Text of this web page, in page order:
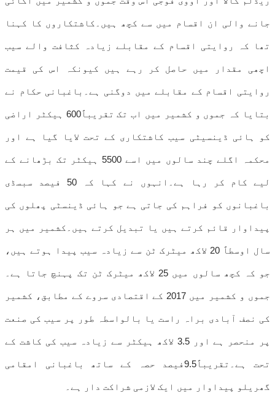
جانے والی ان اقسام میں سے کچھ ہیں۔کاشتکاروں کا کہنا
تھا کہ روایتی اقسام کے مقابلے زیادہ کثافت والے سیب
اچھی مقدار میں حاصل کر رہے ہیں کیونکہ اس کی قیمت
روایتی اقسام کے مقابلے میں دوگنی ہے۔باغبانی حکام نے
بتایا کہ جموں و کشمیر میں اب تک تقریباً600 ہیکٹر اراضی
کو ہائی ڈینسیٹی سیب کاشتکاری کے تحت لایا گیا ہے اور
محکمہ اگلے چند سالوں میں اسے 5500 ہیکٹر تک بڑھانے کے
لیے کام کر رہا ہے۔انہوں نے کہا کہ 50 فیصد سبسڈی
باغبانوں کو فراہم کی جاتی ہے جو ہائی ڈینسٹی پھلوں کی
پیداوار قائم کرتے ہیں یا تبدیل کرتے ہیں۔کشمیر میں ہر
سال اوسطاً 20 لاکھ میٹرک ٹن سے زیادہ سیب پیدا ہوتے ہیں،
جو کہ کچھ سالوں میں 25 لاکھ میٹرک ٹن تک پہنچ جاتا ہے۔
جموں و کشمیر میں 2017 کے اقتصادی سروے کے مطابق، کشمیر
کی نصف آبادی براہ راست یا بالواسطہ طور پر سیب کی صنعت
پر منحصر ہے اور 3.5 لاکھ ہیکٹر سے زیادہ سیب کی کاشت کے
تحت ہے۔تقریباً9.5فیصد حصہ کے ساتھ باغبانی امقامی
گھریلو پیداوار میں ایک لازمی شراکت دار ہے۔